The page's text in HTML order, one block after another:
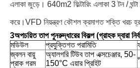
এলাকা জুড়ে। 640m2 ফিল্টারিং এলাকা 3 টন /
করে।VFD নিয়ন্ত্রণ কৌশল ক্রমাগত শক্তি খরচ
3অপচয়িত তাপ পুনরুদ্ধারের বিকল্প (গ্রাহক দ্বারা
মডিউল
প্রযুক্তিগত পরামিতি
জ্বলন বায়ু
প্রাক গরম
অ্যালগরি টিউব তাপ এক্সচেঞ্জার, 50-
150°C এয়ার প্রিহিট